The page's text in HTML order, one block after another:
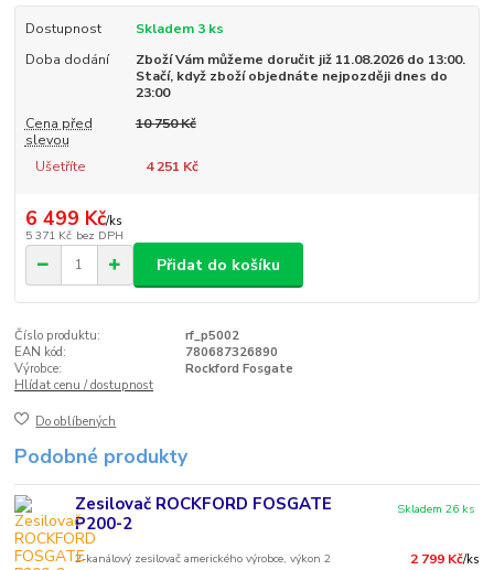
Dostupnost
Skladem 3 ks
Doba dodání
Zboží Vám můžeme doručit již 11.08.2026 do 13:00.
Stačí, když zboží objednáte nejpozději dnes do
23:00
Cena před
slevou
10 750 Kč
Ušetříte 4 251 Kč
6 499 Kč/ks
5 371 Kč bez DPH
Přidat do košíku
Číslo produktu:
rf_p5002
EAN kód:
780687326890
Výrobce:
Rockford Fosgate
Hlídat cenu / dostupnost
Do oblíbených
Podobné produkty
Zesilovač ROCKFORD FOSGATE
P200-2
2-kanálový zesilovač amerického výrobce, výkon 2
2 799 Kč/ks
Skladem 26 ks